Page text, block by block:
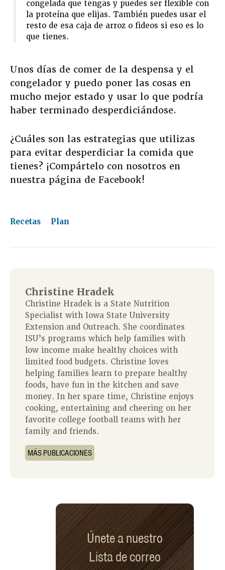
congelada que tengas y puedes ser flexible con
la proteína que elijas. También puedes usar el
resto de esa caja de arroz o fideos si eso es lo
que tienes.
Unos días de comer de la despensa y el
congelador y puedo poner las cosas en
mucho mejor estado y usar lo que podría
haber terminado desperdiciándose.
¿Cuáles son las estrategias que utilizas
para evitar desperdiciar la comida que
tienes? ¡Compártelo con nosotros en
nuestra página de Facebook!
Recetas Plan
Christine Hradek
Christine Hradek is a State Nutrition
Specialist with Iowa State University
Extension and Outreach. She coordinates
ISU’s programs which help families with
low income make healthy choices with
limited food budgets. Christine loves
helping families learn to prepare healthy
foods, have fun in the kitchen and save
money. In her spare time, Christine enjoys
cooking, entertaining and cheering on her
favorite college football teams with her
family and friends.
MÁS PUBLICACIONES
Únete a nuestro
Lista de correo